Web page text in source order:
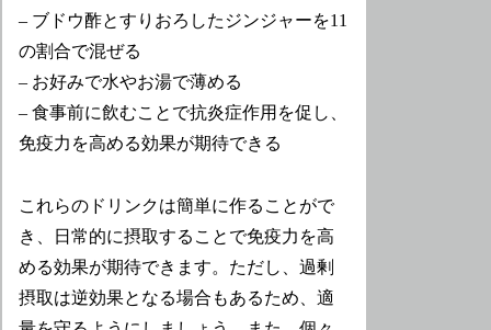
– ブドウ酢とすりおろしたジンジャーを11
の割合で混ぜる
– お好みで水やお湯で薄める
– 食事前に飲むことで抗炎症作用を促し、
免疫力を高める効果が期待できる
これらのドリンクは簡単に作ることがで
き、日常的に摂取することで免疫力を高
める効果が期待できます。ただし、過剰
摂取は逆効果となる場合もあるため、適